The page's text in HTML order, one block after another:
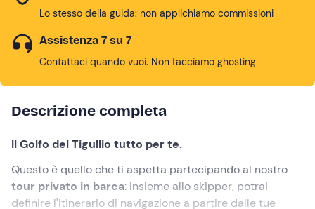
Lo stesso della guida: non applichiamo commissioni
Assistenza 7 su 7
Contattaci quando vuoi. Non facciamo ghosting
Descrizione completa
Il Golfo del Tigullio tutto per te.
Questo è quello che ti aspetta partecipando al nostro
tour privato in barca: insieme allo skipper, potrai
definire l'itinerario di navigazione a partire dalle tue